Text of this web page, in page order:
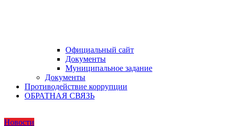
Официальный сайт
Документы
Муниципальное задание
Документы
Противодействие коррупции
ОБРАТНАЯ СВЯЗЬ
Новости